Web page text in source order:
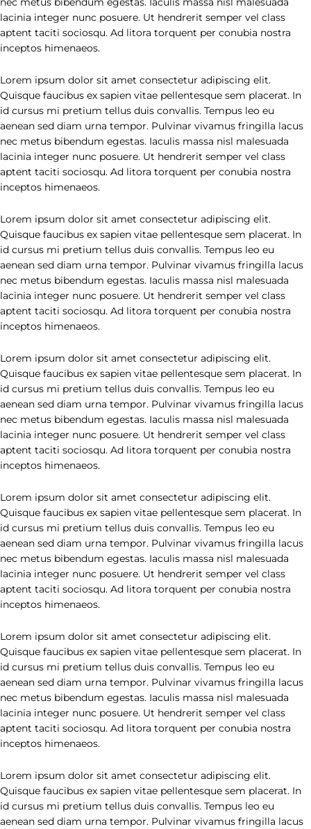
lacinia integer nunc posuere. Ut hendrerit semper vel class
aptent taciti sociosqu. Ad litora torquent per conubia nostra
inceptos himenaeos.
Lorem ipsum dolor sit amet consectetur adipiscing elit.
Quisque faucibus ex sapien vitae pellentesque sem placerat. In
id cursus mi pretium tellus duis convallis. Tempus leo eu
aenean sed diam urna tempor. Pulvinar vivamus fringilla lacus
nec metus bibendum egestas. Iaculis massa nisl malesuada
lacinia integer nunc posuere. Ut hendrerit semper vel class
aptent taciti sociosqu. Ad litora torquent per conubia nostra
inceptos himenaeos.
Lorem ipsum dolor sit amet consectetur adipiscing elit.
Quisque faucibus ex sapien vitae pellentesque sem placerat. In
id cursus mi pretium tellus duis convallis. Tempus leo eu
aenean sed diam urna tempor. Pulvinar vivamus fringilla lacus
nec metus bibendum egestas. Iaculis massa nisl malesuada
lacinia integer nunc posuere. Ut hendrerit semper vel class
aptent taciti sociosqu. Ad litora torquent per conubia nostra
inceptos himenaeos.
Lorem ipsum dolor sit amet consectetur adipiscing elit.
Quisque faucibus ex sapien vitae pellentesque sem placerat. In
id cursus mi pretium tellus duis convallis. Tempus leo eu
aenean sed diam urna tempor. Pulvinar vivamus fringilla lacus
nec metus bibendum egestas. Iaculis massa nisl malesuada
lacinia integer nunc posuere. Ut hendrerit semper vel class
aptent taciti sociosqu. Ad litora torquent per conubia nostra
inceptos himenaeos.
Lorem ipsum dolor sit amet consectetur adipiscing elit.
Quisque faucibus ex sapien vitae pellentesque sem placerat. In
id cursus mi pretium tellus duis convallis. Tempus leo eu
aenean sed diam urna tempor. Pulvinar vivamus fringilla lacus
nec metus bibendum egestas. Iaculis massa nisl malesuada
lacinia integer nunc posuere. Ut hendrerit semper vel class
aptent taciti sociosqu. Ad litora torquent per conubia nostra
inceptos himenaeos.
Lorem ipsum dolor sit amet consectetur adipiscing elit.
Quisque faucibus ex sapien vitae pellentesque sem placerat. In
id cursus mi pretium tellus duis convallis. Tempus leo eu
aenean sed diam urna tempor. Pulvinar vivamus fringilla lacus
nec metus bibendum egestas. Iaculis massa nisl malesuada
lacinia integer nunc posuere. Ut hendrerit semper vel class
aptent taciti sociosqu. Ad litora torquent per conubia nostra
inceptos himenaeos.
Lorem ipsum dolor sit amet consectetur adipiscing elit.
Quisque faucibus ex sapien vitae pellentesque sem placerat. In
id cursus mi pretium tellus duis convallis. Tempus leo eu
aenean sed diam urna tempor. Pulvinar vivamus fringilla lacus